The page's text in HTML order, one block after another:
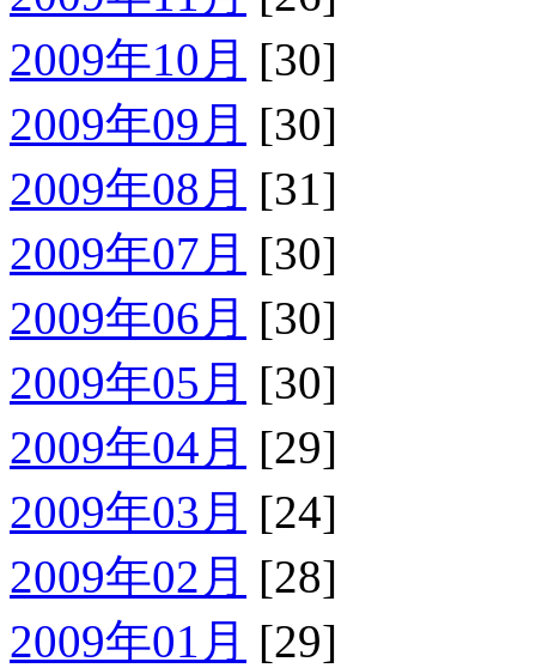
2009年10月 [30]
2009年09月 [30]
2009年08月 [31]
2009年07月 [30]
2009年06月 [30]
2009年05月 [30]
2009年04月 [29]
2009年03月 [24]
2009年02月 [28]
2009年01月 [29]